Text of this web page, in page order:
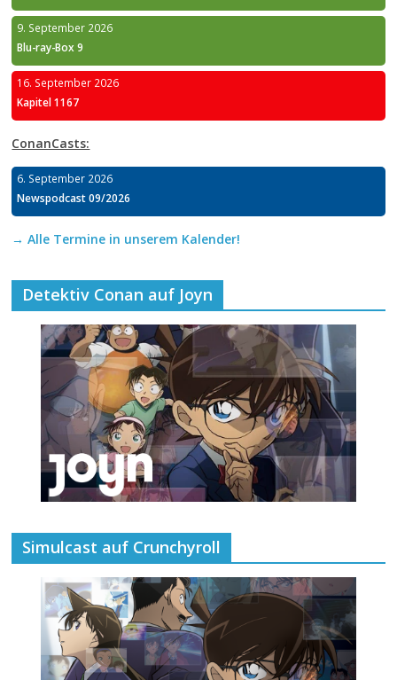
9. September 2026
Blu-ray-Box 9
16. September 2026
Kapitel 1167
ConanCasts:
6. September 2026
Newspodcast 09/2026
→ Alle Termine in unserem Kalender!
Detektiv Conan auf Joyn
Simulcast auf Crunchyroll